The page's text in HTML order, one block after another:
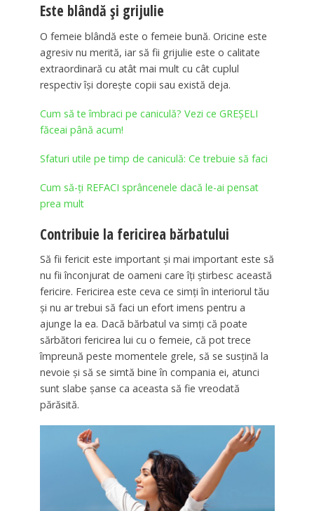
Este blândă și grijulie
O femeie blândă este o femeie bună. Oricine este
agresiv nu merită, iar să fii grijulie este o calitate
extraordinară cu atât mai mult cu cât cuplul
respectiv își dorește copii sau există deja.
Cum să te îmbraci pe caniculă? Vezi ce GREȘELI
făceai până acum!
Sfaturi utile pe timp de caniculă: Ce trebuie să faci
Cum să-ţi REFACI sprâncenele dacă le-ai pensat
prea mult
Contribuie la fericirea bărbatului
Să fii fericit este important și mai important este să
nu fii înconjurat de oameni care îți știrbesc această
fericire. Fericirea este ceva ce simți în interiorul tău
și nu ar trebui să faci un efort imens pentru a
ajunge la ea. Dacă bărbatul va simți că poate
sărbători fericirea lui cu o femeie, că pot trece
împreună peste momentele grele, să se susțină la
nevoie și să se simtă bine în compania ei, atunci
sunt slabe șanse ca aceasta să fie vreodată
părăsită.